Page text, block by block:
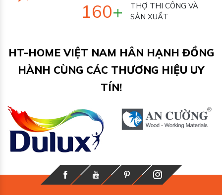
200+
THỢ THI CÔNG VÀ
SẢN XUẤT
HT-HOME VIỆT NAM HÂN HẠNH ĐỒNG
HÀNH CÙNG CÁC THƯƠNG HIỆU UY
TÍN!